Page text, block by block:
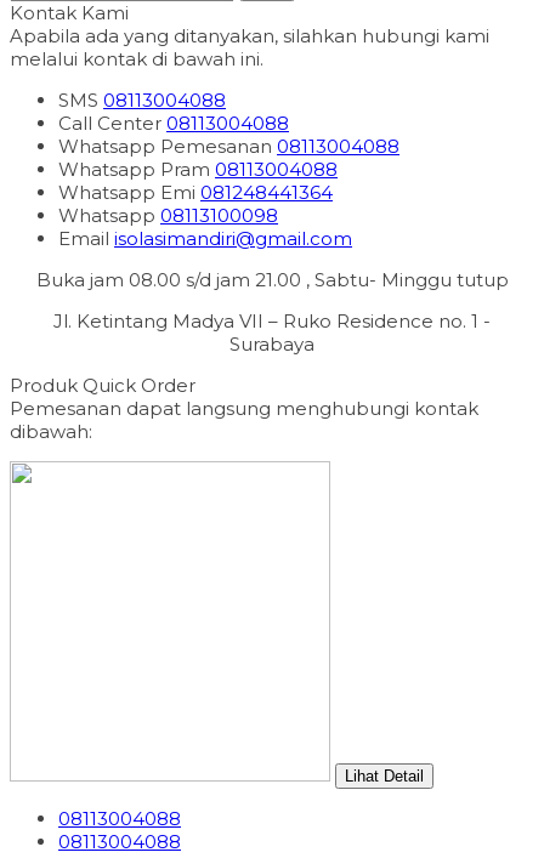
Kontak Kami
Apabila ada yang ditanyakan, silahkan hubungi kami
melalui kontak di bawah ini.
SMS 08113004088
Call Center 08113004088
Whatsapp Pemesanan 08113004088
Whatsapp Pram 08113004088
Whatsapp Emi 081248441364
Whatsapp 08113100098
Email isolasimandiri@gmail.com
Buka jam 08.00 s/d jam 21.00 , Sabtu- Minggu tutup
Jl. Ketintang Madya VII – Ruko Residence no. 1 -
Surabaya
Produk Quick Order
Pemesanan dapat langsung menghubungi kontak
dibawah:
Lihat Detail
08113004088
08113004088